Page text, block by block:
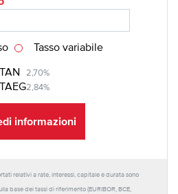
TAN 2,70%
TAEG2,84%
Tasso variabile
informazioni
relativi a rate, interessi, capitale e durata sono
base dei tassi di riferimento (EURIBOR, BCE,